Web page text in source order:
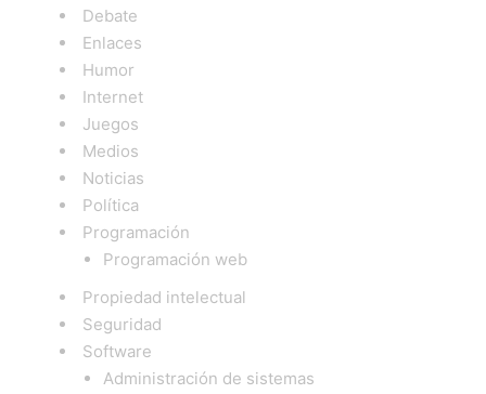
Debate
Enlaces
Humor
Internet
Juegos
Medios
Noticias
Política
Programación
Programación web
Propiedad intelectual
Seguridad
Software
Administración de sistemas